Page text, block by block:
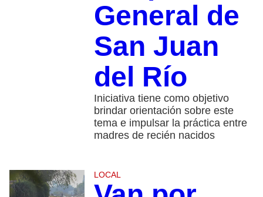
General de
San Juan
del Río
Iniciativa tiene como objetivo
brindar orientación sobre este
tema e impulsar la práctica entre
madres de recién nacidos
LOCAL